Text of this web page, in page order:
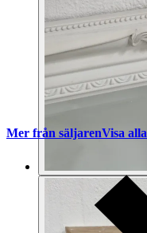
Mer från säljarenVisa alla